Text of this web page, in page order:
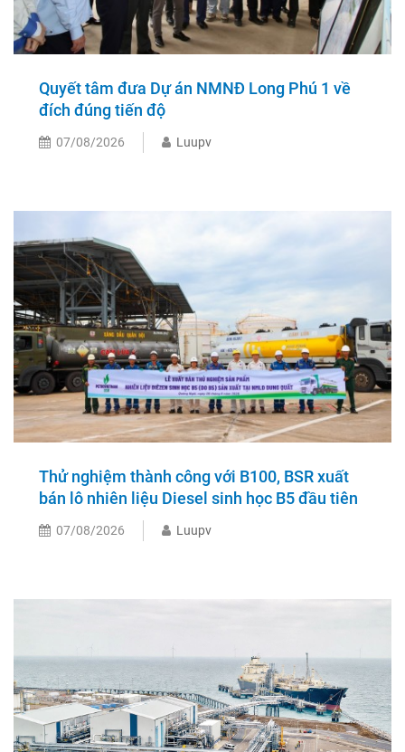
Quyết tâm đưa Dự án NMNĐ Long Phú 1 về
đích đúng tiến độ
07/08/2026 Luupv
Thử nghiệm thành công với B100, BSR xuất
bán lô nhiên liệu Diesel sinh học B5 đầu tiên
07/08/2026 Luupv